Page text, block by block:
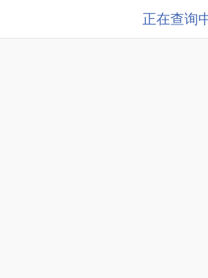
正在查询